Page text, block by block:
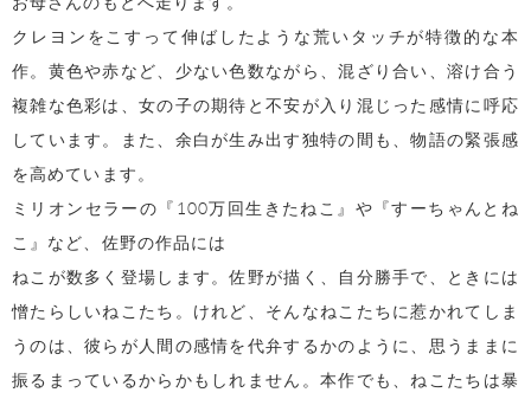
クレヨンをこすって伸ばしたような荒いタッチが特徴的な本
作。黄色や赤など、少ない色数ながら、混ざり合い、溶け合う
複雑な色彩は、女の子の期待と不安が入り混じった感情に呼応
しています。また、余白が生み出す独特の間も、物語の緊張感
を高めています。
ミリオンセラーの『100万回生きたねこ』や『すーちゃんとね
こ』など、佐野の作品には
ねこが数多く登場します。佐野が描く、自分勝手で、ときには
憎たらしいねこたち。けれど、そんなねこたちに惹かれてしま
うのは、彼らが人間の感情を代弁するかのように、思うままに
振るまっているからかもしれません。本作でも、ねこたちは暴